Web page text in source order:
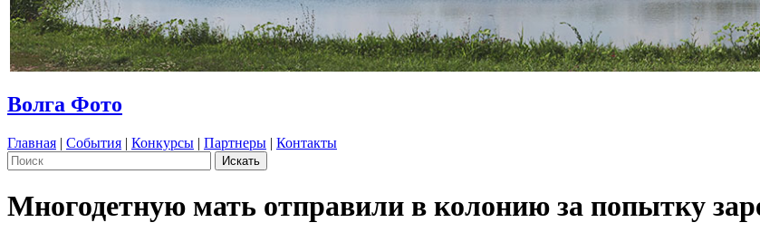
Волга Фото
Главная | События | Конкурсы | Партнеры | Контакты
Многодетную мать отправили в колонию за попытку